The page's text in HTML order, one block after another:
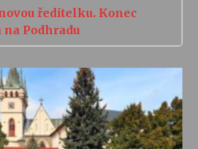
ředitelku. Konec
Podhradu